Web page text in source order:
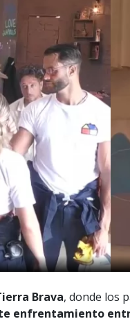
Brava, donde los
enfrentamiento